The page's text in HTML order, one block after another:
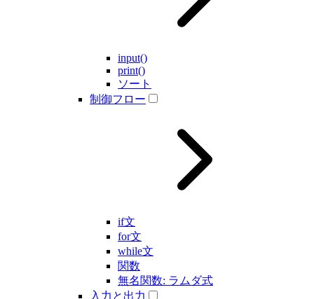
input()
print()
ソート
制御フロー
if文
for文
while文
関数
無名関数: ラムダ式
入力と出力